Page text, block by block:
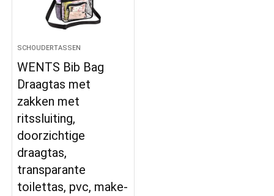
SCHOUDERTASSEN
WENTS Bib Bag
Draagtas met
zakken met
ritssluiting,
doorzichtige
draagtas,
transparante
toilettas, pvc, make-